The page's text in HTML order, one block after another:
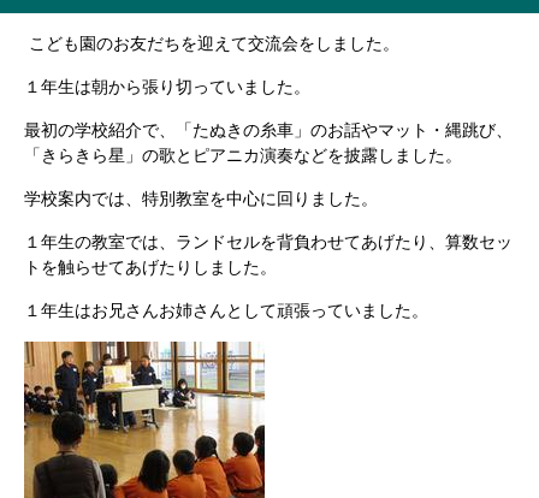
こども園のお友だちを迎えて交流会をしました。
１年生は朝から張り切っていました。
最初の学校紹介で、「たぬきの糸車」のお話やマット・縄跳び、
「きらきら星」の歌とピアニカ演奏などを披露しました。
学校案内では、特別教室を中心に回りました。
１年生の教室では、ランドセルを背負わせてあげたり、算数セッ
トを触らせてあげたりしました。
１年生はお兄さんお姉さんとして頑張っていました。